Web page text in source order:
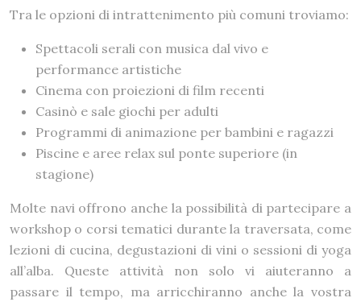
Tra le opzioni di intrattenimento più comuni troviamo:
Spettacoli serali con musica dal vivo e
performance artistiche
Cinema con proiezioni di film recenti
Casinò e sale giochi per adulti
Programmi di animazione per bambini e ragazzi
Piscine e aree relax sul ponte superiore (in
stagione)
Molte navi offrono anche la possibilità di partecipare a
workshop o corsi tematici durante la traversata, come
lezioni di cucina, degustazioni di vini o sessioni di yoga
all’alba. Queste attività non solo vi aiuteranno a
passare il tempo, ma arricchiranno anche la vostra